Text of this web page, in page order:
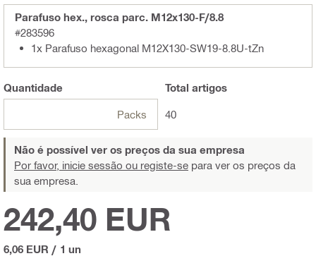
Parafuso hex., rosca parc. M12x130-F/8.8
#283596
1x Parafuso hexagonal M12X130-SW19-8.8U-tZn
Quantidade
Packs
Total artigos
40
Não é possível ver os preços da sua empresa
Por favor, inicie sessão ou registe-se para ver os preços da
sua empresa.
242,40 EUR
6,06 EUR / 1 un